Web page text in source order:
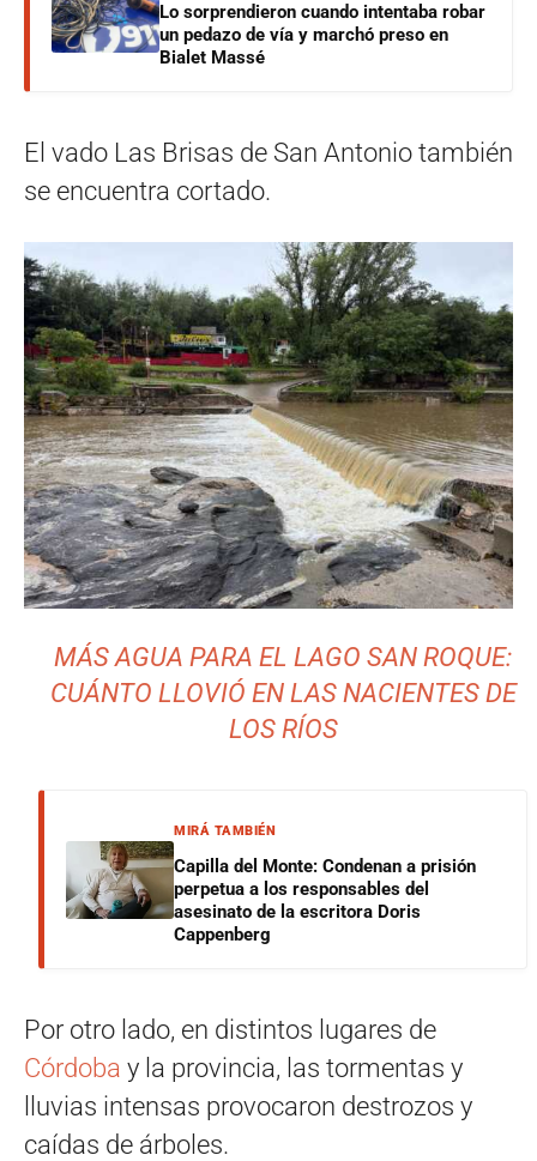
Lo sorprendieron cuando intentaba robar
un pedazo de vía y marchó preso en
Bialet Massé
El vado Las Brisas de San Antonio también
se encuentra cortado.
MÁS AGUA PARA EL LAGO SAN ROQUE:
CUÁNTO LLOVIÓ EN LAS NACIENTES DE
LOS RÍOS
MIRÁ TAMBIÉN
Capilla del Monte: Condenan a prisión
perpetua a los responsables del
asesinato de la escritora Doris
Cappenberg
Por otro lado, en distintos lugares de
Córdoba y la provincia, las tormentas y
lluvias intensas provocaron destrozos y
caídas de árboles.